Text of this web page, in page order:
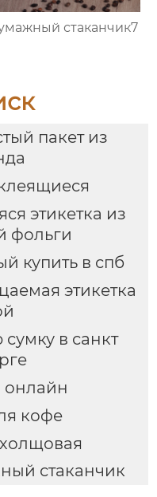
стаканчик7
пакет из
этикетка из
фольги
купить в спб
этикетка
в санкт
онлайн
кофе
стаканчик